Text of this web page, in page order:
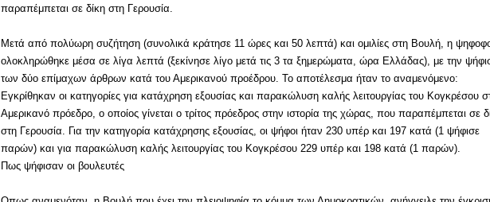
παραπέμπεται σε δίκη στη Γερουσία.
Μετά από πολύωρη συζήτηση (συνολικά κράτησε 11 ώρες και 50 λεπτά) και ομιλίες στη Βουλή, η
ολοκληρώθηκε μέσα σε λίγα λεπτά (ξεκίνησε λίγο μετά τις 3 τα ξημερώματα, ώρα Ελλάδας), με την
των δύο επίμαχων άρθρων κατά του Αμερικανού προέδρου. Το αποτέλεσμα ήταν το αναμενόμενο:
Εγκρίθηκαν οι κατηγορίες για κατάχρηση εξουσίας και παρακώλυση καλής λειτουργίας του Κογκρέσου
Αμερικανό πρόεδρο, ο οποίος γίνεται ο τρίτος πρόεδρος στην ιστορία της χώρας, που παραπέμπεται σε
στη Γερουσία. Για την κατηγορία κατάχρησης εξουσίας, οι ψήφοι ήταν 230 υπέρ και 197 κατά (1 ψήφισε
παρών) και για παρακώλυση καλής λειτουργίας του Κογκρέσου 229 υπέρ και 198 κατά (1 παρών).
Πως ψήφισαν οι βουλευτές